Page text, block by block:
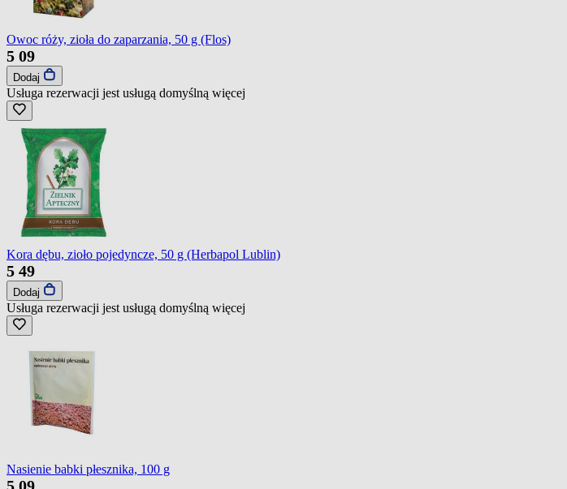
Owoc róży, zioła do zaparzania, 50 g (Flos)
5 09
Dodaj
Usługa rezerwacji jest usługą domyślną więcej
Kora dębu, zioło pojedyncze, 50 g (Herbapol Lublin)
5 49
Dodaj
Usługa rezerwacji jest usługą domyślną więcej
Nasienie babki płesznika, 100 g